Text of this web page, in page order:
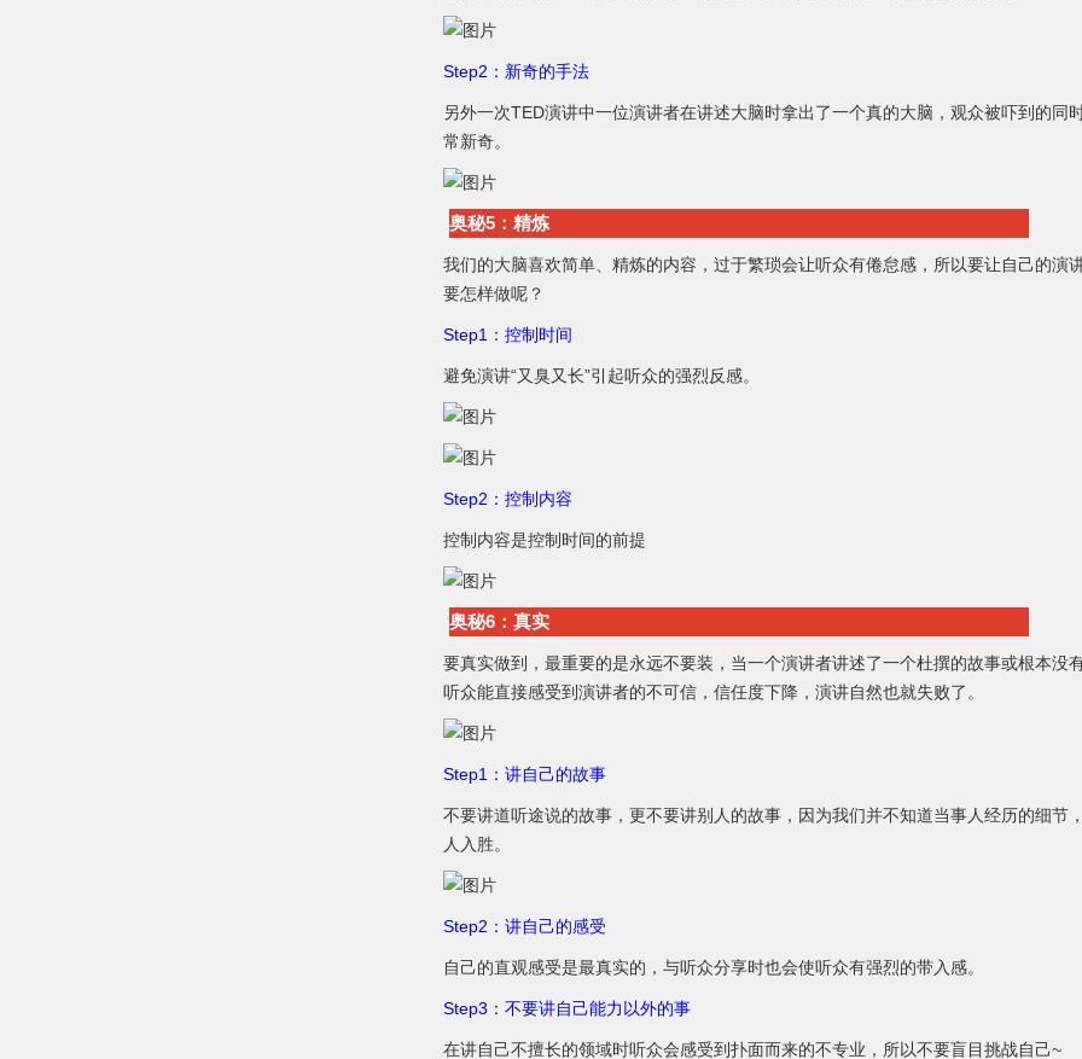
Step2：新奇的手法
另外一次TED演讲中一位演讲者在讲述大脑时拿出了一个真的大脑，观众被吓到的同
常新奇。
奥秘5：精炼
我们的大脑喜欢简单、精炼的内容，过于繁琐会让听众有倦怠感，所以要让自己的演
要怎样做呢？
Step1：控制时间
避免演讲“又臭又长”引起听众的强烈反感。
Step2：控制内容
控制内容是控制时间的前提
奥秘6：真实
要真实做到，最重要的是永远不要装，当一个演讲者讲述了一个杜撰的故事或根本没
听众能直接感受到演讲者的不可信，信任度下降，演讲自然也就失败了。
Step1：讲自己的故事
不要讲道听途说的故事，更不要讲别人的故事，因为我们并不知道当事人经历的细节
人入胜。
Step2：讲自己的感受
自己的直观感受是最真实的，与听众分享时也会使听众有强烈的带入感。
Step3：不要讲自己能力以外的事
在讲自己不擅长的领域时听众会感受到扑面而来的不专业，所以不要盲目挑战自己~